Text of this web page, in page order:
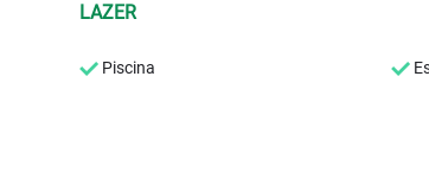
LAZER
Piscina